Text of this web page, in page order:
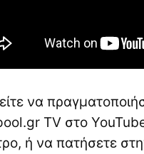
να
TV στο
ή να πατήσετε